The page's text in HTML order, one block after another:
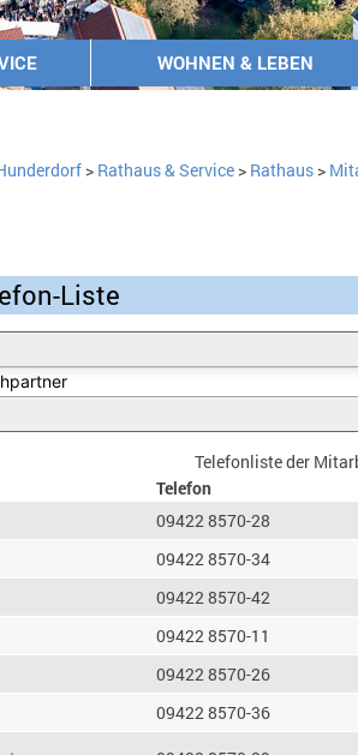
WOHNEN & LEBEN
> Rathaus & Service> Rathaus>
Liste
Telefonliste der
Telefon
09422 8570-28
09422 8570-34
09422 8570-42
09422 8570-11
09422 8570-26
09422 8570-36